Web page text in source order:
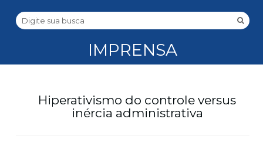
IMPRENSA
Hiperativismo do controle versus
inércia administrativa